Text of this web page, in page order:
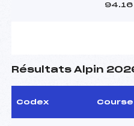
94.16
Résultats Alpin
Codex Course